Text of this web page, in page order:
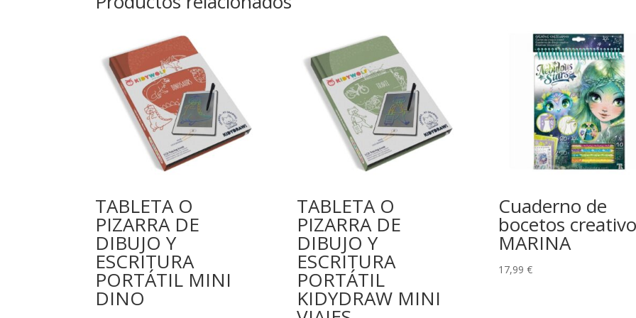
TABLETA O
PIZARRA DE
DIBUJO Y
ESCRITURA
PORTÁTIL MINI
DINO
TABLETA O
PIZARRA DE
DIBUJO Y
ESCRITURA
PORTÁTIL
KIDYDRAW MINI
Cuaderno de
bocetos creativo
MARINA
17,99 €